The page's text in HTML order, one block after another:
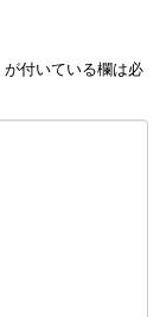
が付いている欄は必